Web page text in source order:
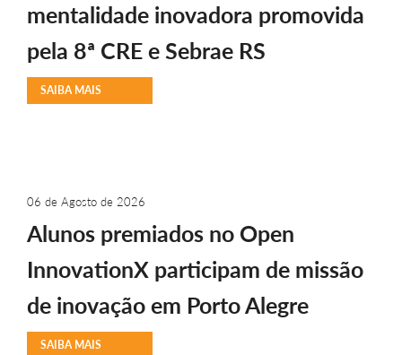
mentalidade inovadora promovida
pela 8ª CRE e Sebrae RS
SAIBA MAIS
06 de Agosto de 2026
Alunos premiados no Open
InnovationX participam de missão
de inovação em Porto Alegre
SAIBA MAIS